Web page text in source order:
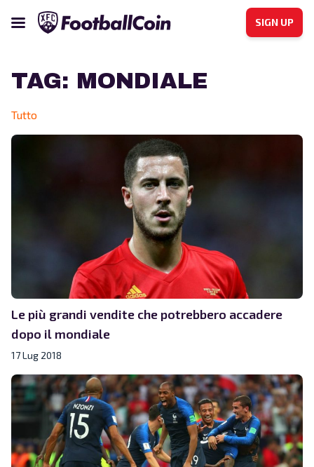
SIGN UP
TAG: MONDIALE
Tutto
Le più grandi vendite che potrebbero accadere
dopo il mondiale
17 Lug 2018